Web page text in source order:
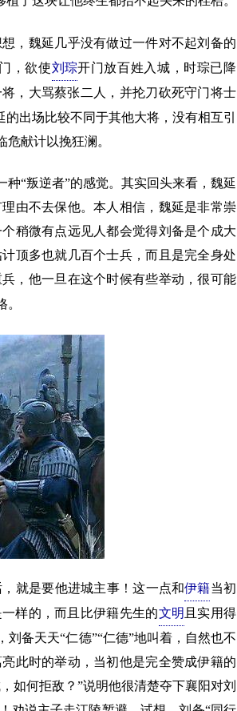
，魏延几乎没有做过一件对不起刘备的
，欲使刘琮开门放百姓入城，时琮已降
，大骂蔡张二人，并抡刀砍死守门将士
出场比较不同于其他大将，没有相互引
献计以挽狂澜。
“叛逆者”的感觉。其实回头来看，魏延
由不去保他。本人相信，魏延是非常崇
稍微有点远见人都会觉得刘备是个成大
顶多也就几百个士兵，而且是完全身处
兵，他一旦在这个时候有些举动，很可能
就是要他进城主事！这一点和伊籍当初
样的，而且比伊籍先生的文明 且实用得
备天天“仁德”“仁德”地叫着，自然也不
此时的举动，当初他是完全赞成伊籍的
如何拒敌？”说明他很清楚夺下襄阳对刘